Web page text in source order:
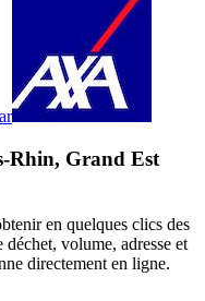
Rhin, Grand Est
en quelques clics des
volume, adresse et
directement en ligne.